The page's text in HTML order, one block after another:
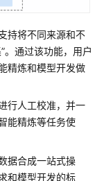
持将不同来源和不
。通过该功能，用户
精炼和模型开发做
行人工校准，并一
能精炼等任务使
据合成一站式操
和模型开发的标